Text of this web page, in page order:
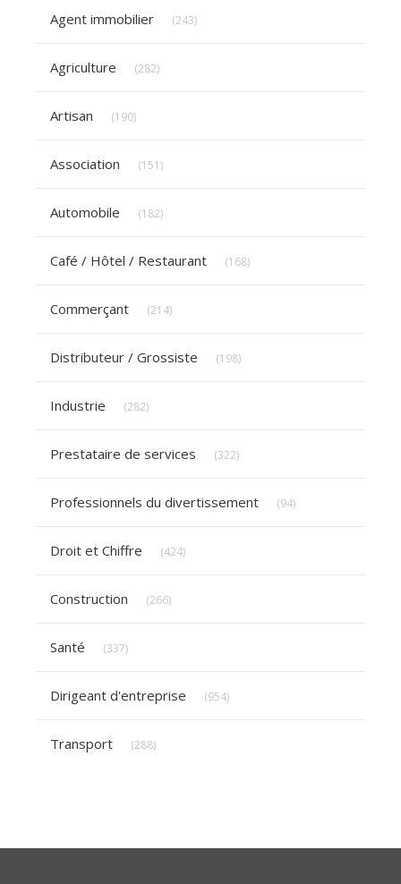
Agent immobilier (243)
Agriculture (282)
Artisan (190)
Association (151)
Automobile (182)
Café / Hôtel / Restaurant (168)
Commerçant (214)
Distributeur / Grossiste (198)
Industrie (282)
Prestataire de services (322)
Professionnels du divertissement (94)
Droit et Chiffre (424)
Construction (266)
Santé (337)
Dirigeant d'entreprise (954)
Transport (288)